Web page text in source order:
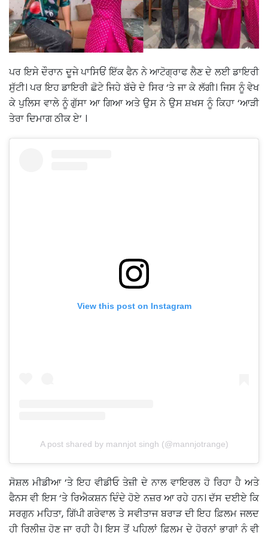
ਪਰ ਇਸੇ ਦੌਰਾਨ ਦੂਜੇ ਪਾਸਿਓਂ ਇੱਕ ਫੈਨ ਨੇ ਆਟੋਗ੍ਰਾਫ ਲੈਣ ਦੇ ਲਈ ਡਾਇਰੀ
ਸੁੱਟੀ। ਪਰ ਇਹ ਡਾਇਰੀ ਛੋਟੇ ਜਿਹੇ ਬੱਚੇ ਦੇ ਸਿਰ ‘ਤੇ ਜਾ ਕੇ ਲੱਗੀ। ਜਿਸ ਨੂੰ ਵੇਖ
ਕੇ ਪੁਲਿਸ ਵਾਲੇ ਨੂੰ ਗੁੱਸਾ ਆ ਗਿਆ ਅਤੇ ਉਸ ਨੇ ਉਸ ਸ਼ਖਸ ਨੂੰ ਕਿਹਾ ‘ਆੜੀ
ਤੇਰਾ ਦਿਮਾਗ ਠੀਕ ਏ’ ।
View this post on Instagram
A post shared by mannjot singh (@mannjotrange)
ਸੋਸ਼ਲ ਮੀਡੀਆ ‘ਤੇ ਇਹ ਵੀਡੀਓ ਤੇਜ਼ੀ ਦੇ ਨਾਲ ਵਾਇਰਲ ਹੋ ਰਿਹਾ ਹੈ ਅਤੇ
ਫੈਨਸ ਵੀ ਇਸ ‘ਤੇ ਰਿਐਕਸ਼ਨ ਦਿੰਦੇ ਹੋਏ ਨਜ਼ਰ ਆ ਰਹੇ ਹਨ। ਦੱਸ ਦਈਏ ਕਿ
ਸਰਗੁਨ ਮਹਿਤਾ, ਗਿੱਪੀ ਗਰੇਵਾਲ ਤੇ ਸਵੀਤਾਜ ਬਰਾੜ ਦੀ ਇਹ ਫ਼ਿਲਮ ਜਲਦ
ਹੀ ਰਿਲੀਜ਼ ਹੋਣ ਜਾ ਰਹੀ ਹੈ। ਇਸ ਤੋਂ ਪਹਿਲਾਂ ਫ਼ਿਲਮ ਦੇ ਹੋਰਨਾਂ ਭਾਗਾਂ ਨੂੰ ਵੀ